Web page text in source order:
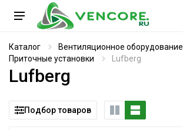
Каталог
Вентиляционное оборудование
Приточные установки
Lufberg
Lufberg
Подбор товаров